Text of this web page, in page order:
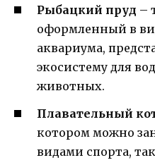
Рыбацкий пруд –
оформленный в
аквариума,
экосистему для
животных.
Плавательный
котором можно
видами спорта,